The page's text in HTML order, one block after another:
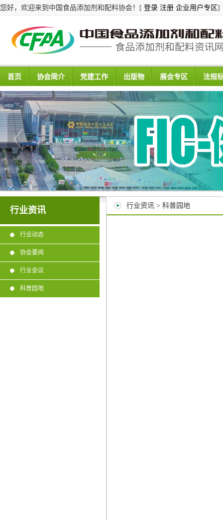
您好，欢迎来到中国食品添加剂和配料协会！[ 登录 注册 企业用户专区]
首页 协会简介 党建工作 出版物 展会专区 法规
行业资讯
行业动态
协会要闻
行业会议
科普园地
行业资讯 > 科普园地